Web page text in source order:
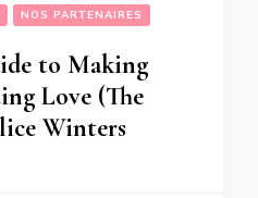
NOS PARTENAIRES
to Making
Love (The
Winters